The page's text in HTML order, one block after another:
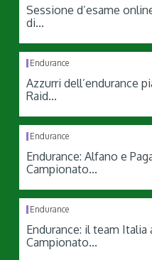
Sessione d’esame
di...
Endurance
Azzurri dell’endurance
Raid...
Endurance
Endurance: Alfano e
Campionato...
Endurance
Endurance: il team Italia
Campionato...